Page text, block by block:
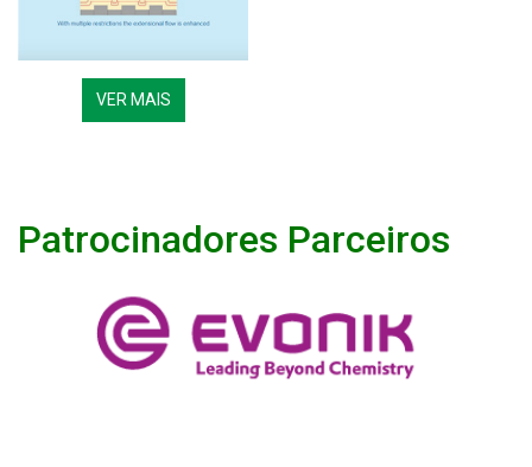
VER MAIS
Patrocinadores Parceiros